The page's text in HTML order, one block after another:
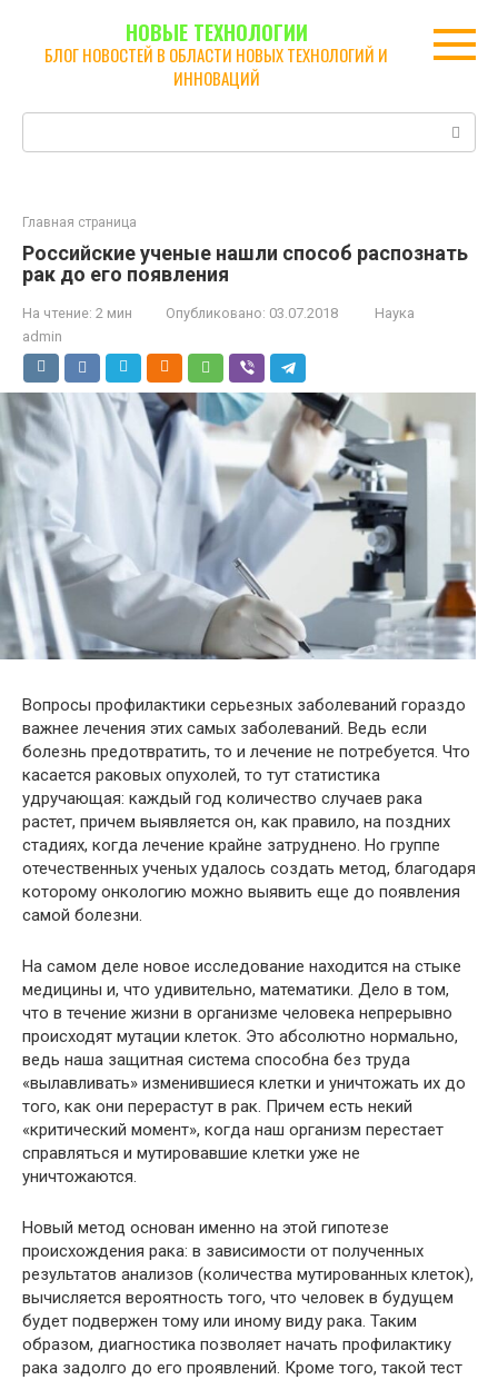
контенту
НОВЫЕ ТЕХНОЛОГИИ
БЛОГ НОВОСТЕЙ В ОБЛАСТИ НОВЫХ ТЕХНОЛОГИЙ И
ИННОВАЦИЙ
Главная страница
Российские ученые нашли способ распознать
рак до его появления
На чтение: 2 мин Опубликовано: 03.07.2018
Наука
admin
Вопросы профилактики серьезных заболеваний гораздо
важнее лечения этих самых заболеваний. Ведь если
болезнь предотвратить, то и лечение не потребуется. Что
касается раковых опухолей, то тут статистика
удручающая: каждый год количество случаев рака
растет, причем выявляется он, как правило, на поздних
стадиях, когда лечение крайне затруднено. Но группе
отечественных ученых удалось создать метод, благодаря
которому онкологию можно выявить еще до появления
самой болезни.
На самом деле новое исследование находится на стыке
медицины и, что удивительно, математики. Дело в том,
что в течение жизни в организме человека непрерывно
происходят мутации клеток. Это абсолютно нормально,
ведь наша защитная система способна без труда
«вылавливать» изменившиеся клетки и уничтожать их до
того, как они перерастут в рак. Причем есть некий
«критический момент», когда наш организм перестает
справляться и мутировавшие клетки уже не
уничтожаются.
Новый метод основан именно на этой гипотезе
происхождения рака: в зависимости от полученных
результатов анализов (количества мутированных клеток),
вычисляется вероятность того, что человек в будущем
будет подвержен тому или иному виду рака. Таким
образом, диагностика позволяет начать профилактику
рака задолго до его проявлений. Кроме того, такой тест